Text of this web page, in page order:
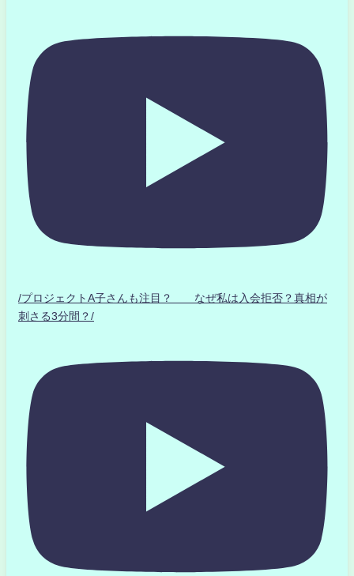
/プロジェクトA子さんも注目？ なぜ私は入会拒否？真相が
刺さる3分間？/